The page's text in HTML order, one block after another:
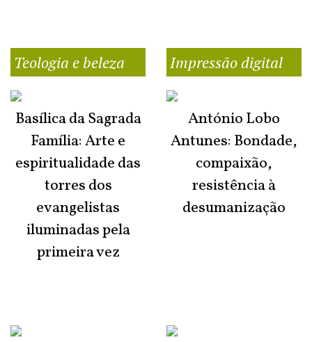
Teologia e beleza
Basílica da Sagrada
Família: Arte e
espiritualidade das
torres dos
evangelistas
iluminadas pela
primeira vez
Impressão digital
António Lobo
Antunes: Bondade,
compaixão,
resistência à
desumanização